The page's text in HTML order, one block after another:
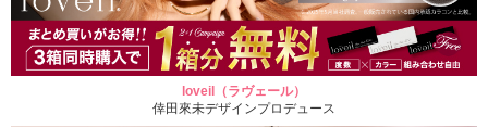
loveil（ラヴェール）
倖田來未デザインプロデュース